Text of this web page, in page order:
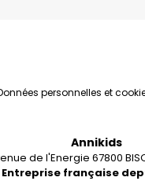
personnelles et
Annikids
de l'Energie 67800
Entreprise française